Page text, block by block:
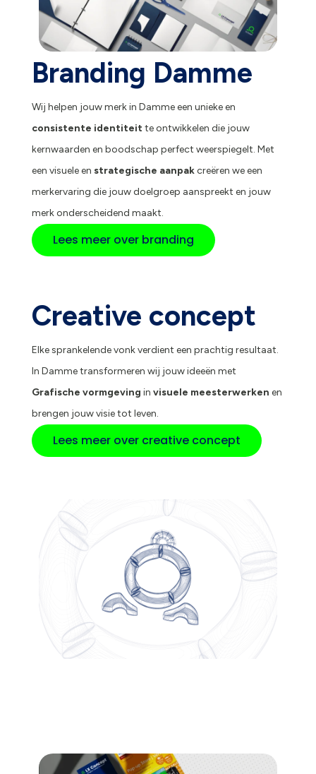
Branding Damme
Wij helpen jouw merk in Damme een unieke en
consistente identiteitte ontwikkelen die jouw
kernwaarden en boodschap perfect weerspiegelt. Met
een visuele en strategische aanpakcreëren we een
merkervaring die jouw doelgroep aanspreekt en jouw
merk onderscheidend maakt.
Lees meer over branding
Creative concept
Elke sprankelende vonk verdient een prachtig resultaat.
In Damme transformeren wij jouw ideeën met
Grafische vormgeving in visuele meesterwerken en
brengen jouw visie tot leven.
Lees meer over creative concept